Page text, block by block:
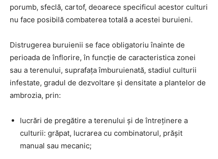
porumb, sfeclă, cartof, deoarece specificul acestor culturi
nu face posibilă combaterea totală a acestei buruieni.
Distrugerea buruienii se face obligatoriu înainte de
perioada de înflorire, în funcție de caracteristica zonei
sau a terenului, suprafața îmburuienată, stadiul culturii
infestate, gradul de dezvoltare și densitate a plantelor de
ambrozia, prin:
lucrări de pregătire a terenului și de întreținere a
culturii: grăpat, lucrarea cu combinatorul, prășit
manual sau mecanic;